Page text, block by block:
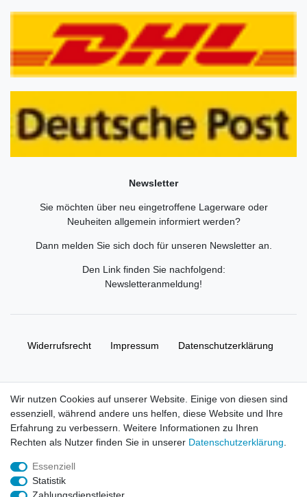
Newsletter
Sie möchten über neu eingetroffene Lagerware oder
Neuheiten allgemein informiert werden?
Dann melden Sie sich doch für unseren Newsletter an.
Den Link finden Sie nachfolgend:
Newsletteranmeldung!
Widerrufs­recht Impressum Daten­schutz­erklärung
© Copyright 2026 | Alle Rechte vorbehalten. HL-
Handelsgesellschaft mbH.
Alle Markennamen, Warenzeichen sowie sämtliche Produktbilder
und Beschreibungen sind Eigentum Ihrer rechtmäßigen
Wir nutzen Cookies auf unserer Website. Einige von diesen sind
essenziell, während andere uns helfen, diese Website und Ihre
Erfahrung zu verbessern. Weitere Informationen zu Ihren
Rechten als Nutzer finden Sie in unserer Daten­schutz­erklärung
Essenziell
Statistik